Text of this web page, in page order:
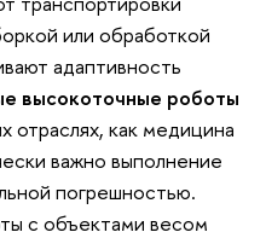
или обработкой
адаптивность
высокоточные роботы
отраслях, как медицина
важно выполнение
погрешностью.
с объектами весом